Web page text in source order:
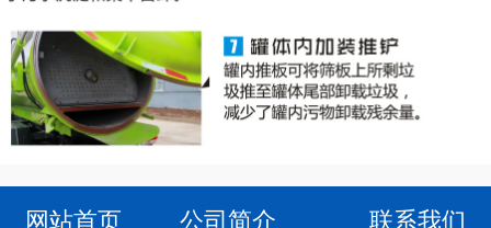
网站首页 公司简介 联系我们